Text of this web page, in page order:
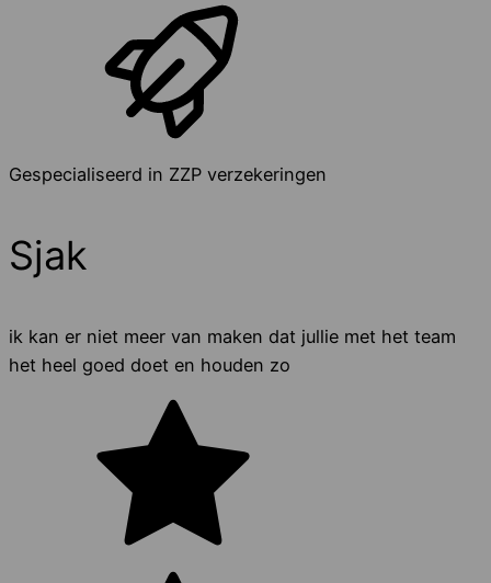
Gespecialiseerd in ZZP verzekeringen
Sjak
ik kan er niet meer van maken dat jullie met het team
het heel goed doet en houden zo